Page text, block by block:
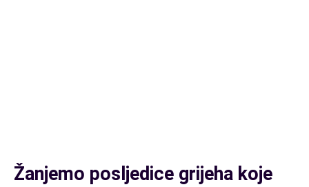
Žanjemo posljedice grijeha koje